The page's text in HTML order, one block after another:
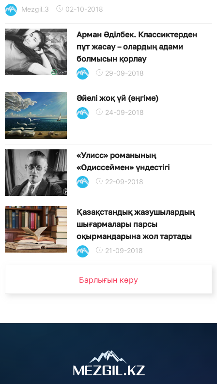
Mezgil_3 02-10-2018
Арман Әділбек. Классиктерден
пұт жасау – олардың адами
болмысын қорлау
29-09-2018
Әйелі жоқ үй (әңгіме)
24-09-2018
«Улисс» романының
«Одиссеймен» үндестігі
22-09-2018
Қазақстандық жазушылардың
шығармалары парсы
оқырмандарына жол тартады
21-09-2018
Барлығын көру